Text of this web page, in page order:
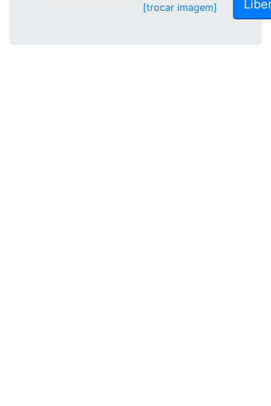
[trocar imagem]